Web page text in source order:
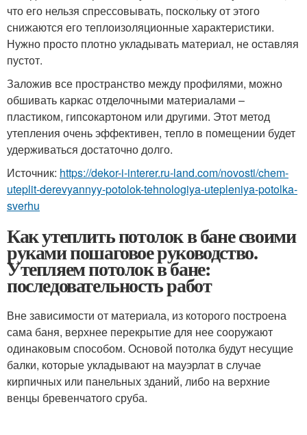
что его нельзя спрессовывать, поскольку от этого
снижаются его теплоизоляционные характеристики.
Нужно просто плотно укладывать материал, не оставляя
пустот.
Заложив все пространство между профилями, можно
обшивать каркас отделочными материалами –
пластиком, гипсокартоном или другими. Этот метод
утепления очень эффективен, тепло в помещении будет
удерживаться достаточно долго.
Источник: https://dekor-i-interer.ru-land.com/novosti/chem-
uteplit-derevyannyy-potolok-tehnologiya-utepleniya-potolka-
sverhu
Как утеплить потолок в бане своими
руками пошаговое руководство.
Утепляем потолок в бане:
последовательность работ
Вне зависимости от материала, из которого построена
сама баня, верхнее перекрытие для нее сооружают
одинаковым способом. Основой потолка будут несущие
балки, которые укладывают на мауэрлат в случае
кирпичных или панельных зданий, либо на верхние
венцы бревенчатого сруба.